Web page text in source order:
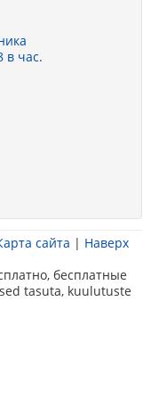
в час.
сайта | Наверх
бесплатные
tasuta, kuulutuste